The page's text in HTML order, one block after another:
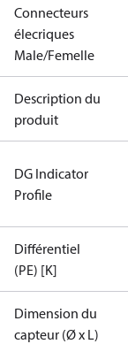
Connecteurs
élecriques
Male/Femelle
Description du
produit
DG Indicator
Profile
Différentiel
(PE) [K]
Dimension du
capteur (Ø x L)